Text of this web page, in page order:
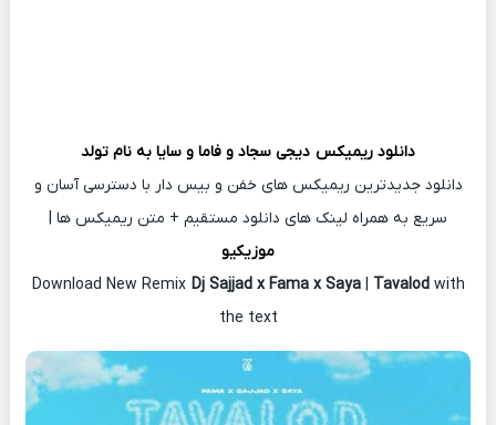
دانلود ریمیکس دیجی سجاد و فاما و سایا به نام تولد
دانلود جدیدترین ریمیکس های خفن و بیس دار با دسترسی آسان و
سریع به همراه لینک های دانلود مستقیم + متن ریمیکس ها |
موزیکیو
Download New Remix Dj Sajjad x Fama x Saya| Tavalod with
the text